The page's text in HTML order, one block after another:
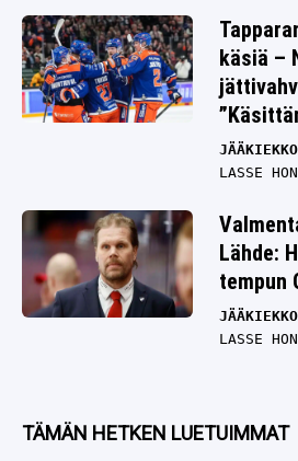
käsiä –
JÄÄKIEKKO
LASSE
Lähde:
tempun
JÄÄKIEKKO
LASSE
TÄMÄN HETKEN LUETUIMMAT